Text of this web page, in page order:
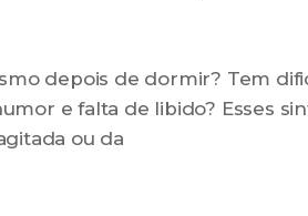
depois de dormir? Tem
e falta de libido? Esses
ou da